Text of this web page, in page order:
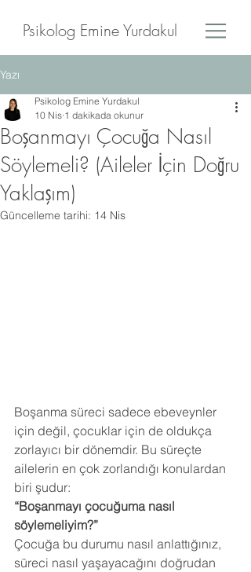
Psikolog Emine Yurdakul
Yazı
Boşanmayı Çocuğa Nasıl
Söylemeli? (Aileler İçin Doğru
Yaklaşım)
Psikolog Emine Yurdakul
10 Nis 1 dakikada okunur
Güncelleme tarihi: 14 Nis
Boşanma süreci sadece ebeveynler
için değil, çocuklar için de oldukça
zorlayıcı bir dönemdir. Bu süreçte
ailelerin en çok zorlandığı konulardan
biri şudur:
“Boşanmayı çocuğuma nasıl
söylemeliyim?”
Çocuğa bu durumu nasıl anlattığınız,
süreci nasıl yaşayacağını doğrudan